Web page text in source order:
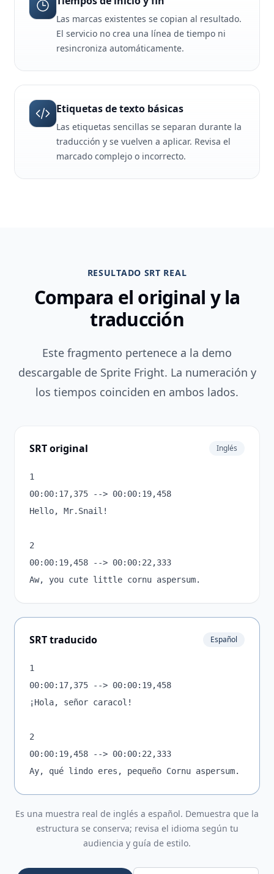
Las marcas existentes se copian al resultado.
El servicio no crea una línea de tiempo ni
resincroniza automáticamente.
Etiquetas de texto básicas
Las etiquetas sencillas se separan durante la
traducción y se vuelven a aplicar. Revisa el
marcado complejo o incorrecto.
RESULTADO SRT REAL
Compara el original y la
traducción
Este fragmento pertenece a la demo
descargable de Sprite Fright. La numeración y
los tiempos coinciden en ambos lados.
SRT original Inglés
1
00:00:17,375 --> 00:00:19,458
Hello, Mr.Snail!
2
00:00:19,458 --> 00:00:22,333
Aw, you cute little cornu aspersum.
SRT traducido Español
1
00:00:17,375 --> 00:00:19,458
¡Hola, señor caracol!
2
00:00:19,458 --> 00:00:22,333
Ay, qué lindo eres, pequeño Cornu aspersum.
Es una muestra real de inglés a español. Demuestra que la
estructura se conserva; revisa el idioma según tu
audiencia y guía de estilo.